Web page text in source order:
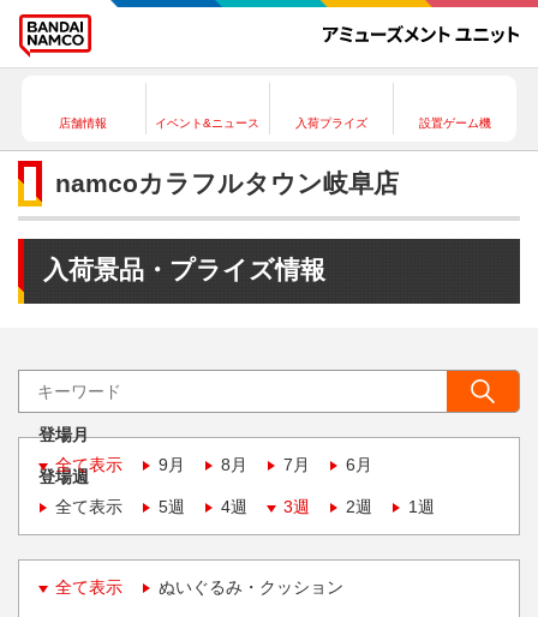
店舗情報 イベント&ニュース 入荷プライズ 設置ゲーム機
namcoカラフルタウン岐阜店
入荷景品・プライズ情報
登場月
全て表示
9月 8月 7月 6月
登場週
全て表示
5週 4週 3週 2週 1週
全て表示 ぬいぐるみ・クッション